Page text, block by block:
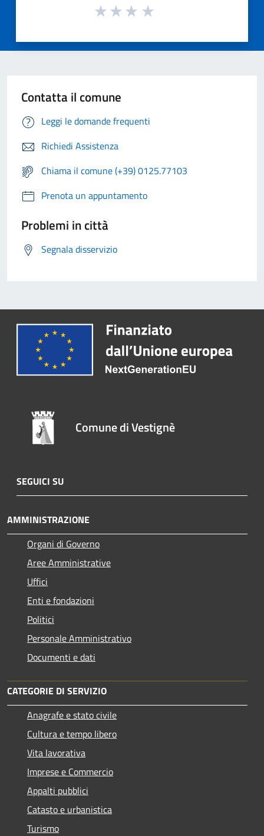
Contatta il comune
Leggi le domande frequenti
Richiedi Assistenza
Chiama il comune (+39) 0125.77103
Prenota un appuntamento
Problemi in città
Segnala disservizio
Comune di Vestignè
SEGUICI SU
AMMINISTRAZIONE
Organi di Governo
Aree Amministrative
Uffici
Enti e fondazioni
Politici
Personale Amministrativo
Documenti e dati
CATEGORIE DI SERVIZIO
Anagrafe e stato civile
Cultura e tempo libero
Vita lavorativa
Imprese e Commercio
Appalti pubblici
Catasto e urbanistica
Turismo